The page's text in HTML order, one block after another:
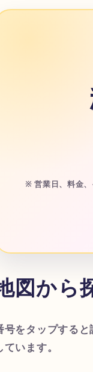
※ 営業日、料金
図から
号をタップする
ています。